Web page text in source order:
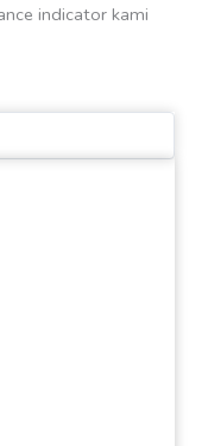
indicator kami